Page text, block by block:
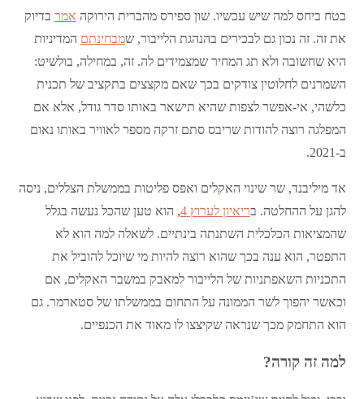
בטח ביחס למה שיש עכשיו. שון ספירס מהברית הירוקה אמר בדיוק
את זה. זה נכון גם לבכירים בהנהגת הלייבור, שמבחינתם המדיניות
היא שחשובה ולא תג המחיר שמצמידים לה. זה, במחילה, בולשיט:
השמרנים לחלוטין צודקים בכך שאם מקצצים בתקציב של תכנית
כלשהי, אי-אפשר לצפות שהיא תישאר באותו סדר גודל, אלא אם
המפלגה רוצה להודות שריבס סתם זרקה מספר לאוויר באותו נאום
ב-2021.
אד מיליבנד, שר שינוי האקלים ואפס פליטות בממשלת הצללים, ניסה
להגן על ההחלטה. בריאיון לערוץ 4 , הוא טען שהכל נעשה בגלל
שהמציאות הכלכלית השתנתה בינתיים. לשאלה למה הוא לא
התפטר, הוא ענה בכך שהוא רוצה להיות מי שיוכל להוביל את
התכניות השאפתניות של הלייבור למאבק במשבר האקלים, אם
וכאשר יהפוך לשר הממונה על התחום בממשלתו של סטארמר. גם
הוא התחמק מכך שנראה שקיצצו לו מאוד את הכנפיים.
למה זה קורה?